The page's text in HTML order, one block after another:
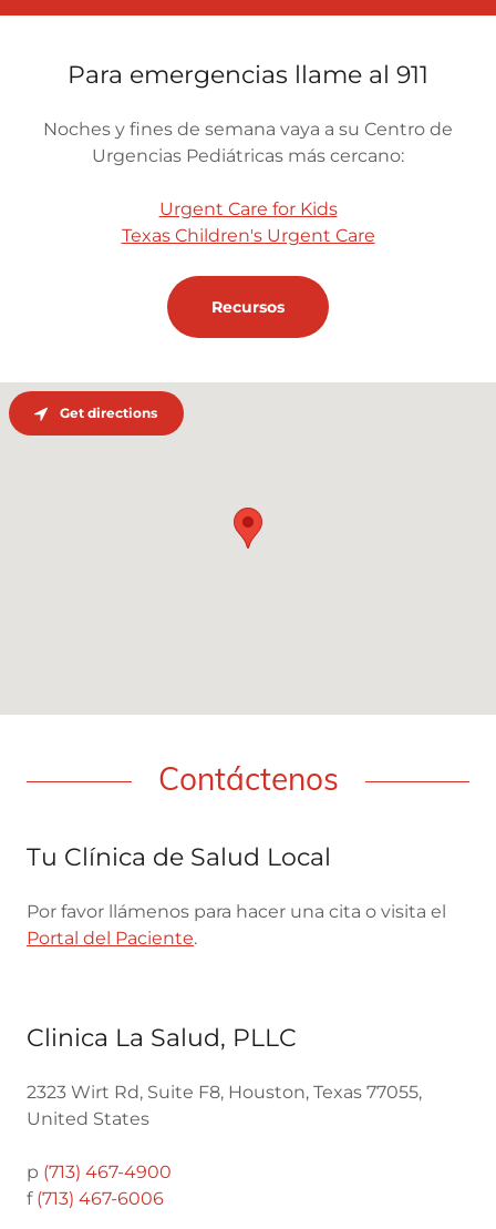
Para emergencias llame al 911
Noches y fines de semana vaya a su Centro de
Urgencias Pediátricas más cercano:
Urgent Care for Kids
Texas Children's Urgent Care
Recursos
Contáctenos
Tu Clínica de Salud Local
Por favor llámenos para hacer una cita o visita el
Portal del Paciente.
Clinica La Salud, PLLC
2323 Wirt Rd, Suite F8, Houston, Texas 77055,
United States
p (713) 467-4900
f (713) 467-6006
Get directions